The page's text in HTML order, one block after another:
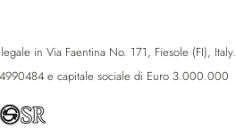
in Via Faentina No. 171, Fiesole (FI), Italy.
e capitale sociale di Euro 3.000.000